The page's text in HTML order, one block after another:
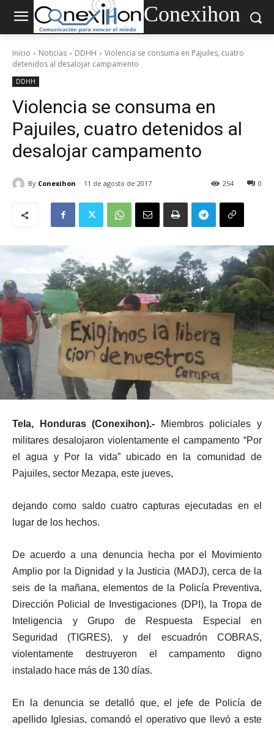
Conexihon
Inicio Noticias DDHH
Violencia se consuma en Pajuiles, cuatro
detenidos al desalojar campamento
DDHH
Violencia se consuma en
Pajuiles, cuatro detenidos al
desalojar campamento
By Conexihon 11 de agosto de 2017 0
254
Tela, Honduras (Conexihon).-
Miembros policiales y
militares desalojaron violentamente el campamento “Por
el agua y Por la vida” ubicado en la comunidad de
Pajuiles, sector Mezapa, este jueves,
dejando como saldo cuatro capturas ejecutadas en el
lugar de los hechos.
De acuerdo a una denuncia hecha por el Movimiento
Amplio por la Dignidad y la Justicia (MADJ), cerca de la
seis de la mañana, elementos de la Policía Preventiva,
Dirección Policial de Investigaciones (DPI), la Tropa de
Inteligencia y Grupo de Respuesta Especial en
Seguridad (TIGRES), y del escuadrón COBRAS,
violentamente destruyeron el campamento digno
instalado hace más de 130 días.
En la denuncia se detalló que, el jefe de Policía de
apellido Iglesias, comandó el operativo que llevó a este